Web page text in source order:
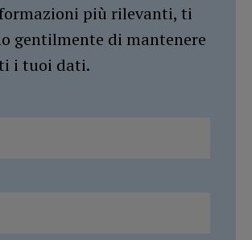
più rilevanti, ti
gentilmente di mantenere
i tuoi dati.